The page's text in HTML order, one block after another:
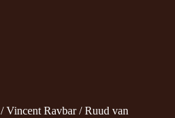
/ Vincent Ravbar / Ruud van